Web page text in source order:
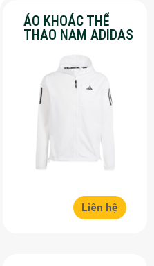
ÁO KHOÁC THỂ
THAO NAM ADIDAS
MÀU TRẮNG
Liên hệ